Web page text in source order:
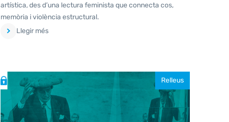
artística, des d’una lectura feminista que connecta cos,
memòria i violència estructural.
Llegir més
Relleus